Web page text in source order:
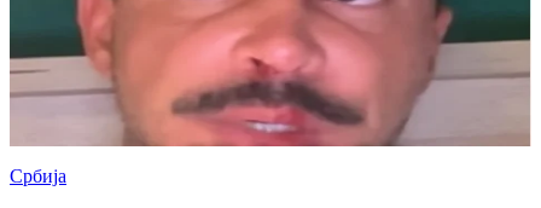
Србија